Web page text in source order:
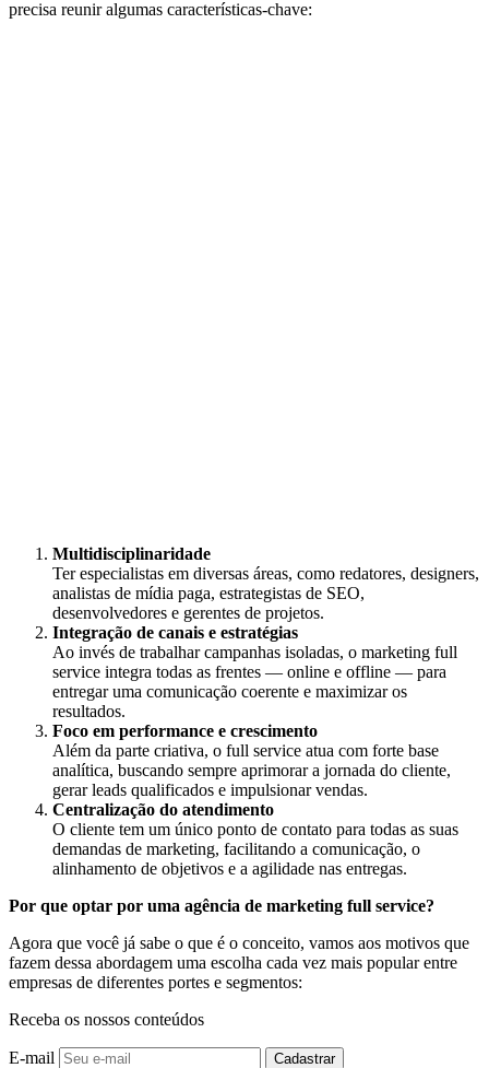
precisa reunir algumas características-chave:
Multidisciplinaridade
Ter especialistas em diversas áreas, como redatores, designers,
analistas de mídia paga, estrategistas de SEO,
desenvolvedores e gerentes de projetos.
Integração de canais e estratégias
Ao invés de trabalhar campanhas isoladas, o marketing full
service integra todas as frentes — online e offline — para
entregar uma comunicação coerente e maximizar os
resultados.
Foco em performance e crescimento
Além da parte criativa, o full service atua com forte base
analítica, buscando sempre aprimorar a jornada do cliente,
gerar leads qualificados e impulsionar vendas.
Centralização do atendimento
O cliente tem um único ponto de contato para todas as suas
demandas de marketing, facilitando a comunicação, o
alinhamento de objetivos e a agilidade nas entregas.
Por que optar por uma agência de marketing full service?
Agora que você já sabe o que é o conceito, vamos aos motivos que
fazem dessa abordagem uma escolha cada vez mais popular entre
empresas de diferentes portes e segmentos:
Receba os nossos conteúdos
E-mail Cadastrar